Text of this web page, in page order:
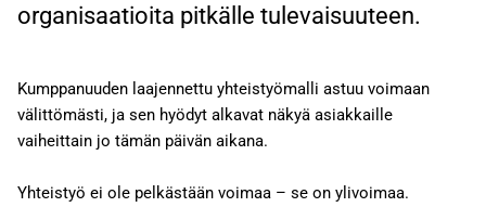
organisaatioita pitkälle tulevaisuuteen.
Kumppanuuden laajennettu yhteistyömalli astuu voimaan
välittömästi, ja sen hyödyt alkavat näkyä asiakkaille
vaiheittain jo tämän päivän aikana.
Yhteistyö ei ole pelkästään voimaa – se on ylivoimaa.